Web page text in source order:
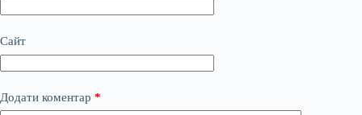
Сайт
Додати коментар *